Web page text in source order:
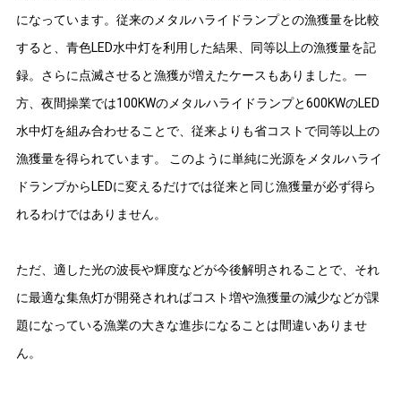
になっています。従来のメタルハライドランプとの漁獲量を比較
すると、青色LED水中灯を利用した結果、同等以上の漁獲量を記
録。さらに点滅させると漁獲が増えたケースもありました。一
方、夜間操業では100KWのメタルハライドランプと600KWのLED
水中灯を組み合わせることで、従来よりも省コストで同等以上の
漁獲量を得られています。 このように単純に光源をメタルハライ
ドランプからLEDに変えるだけでは従来と同じ漁獲量が必ず得ら
れるわけではありません。
ただ、適した光の波長や輝度などが今後解明されることで、それ
に最適な集魚灯が開発されればコスト増や漁獲量の減少などが課
題になっている漁業の大きな進歩になることは間違いありませ
ん。